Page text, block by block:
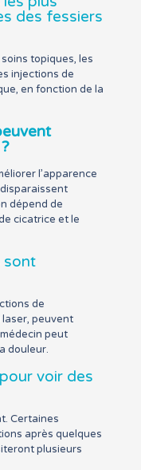
des fessiers
topiques, les
injections de
en fonction de la
l’apparence
dépend de
cicatrice et le
sont
de
peuvent
peut
douleur.
voir des
Certaines
après quelques
plusieurs